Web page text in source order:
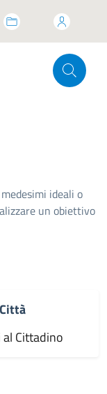
ideali o
un obiettivo
Cittadino